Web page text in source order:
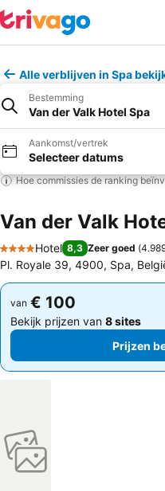
Alle verblijven in Spa
Bestemming
Van der Valk Hotel Spa
Aankomst/vertrek
Selecteer datums
Hoe commissies de ranking
Van der Valk
4 Sterren
Hotel 8,3 Zeer goed (
Pl. Royale 39, 4900, Spa,
van € 100
Bekijk prijzen van 8 sites
van € 100
Bekijk prijzen van 8 sites
Prijzen